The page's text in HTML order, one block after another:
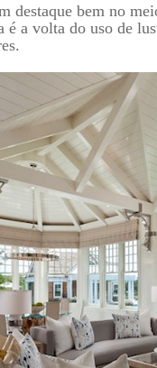
destaque bem no
a volta do uso de